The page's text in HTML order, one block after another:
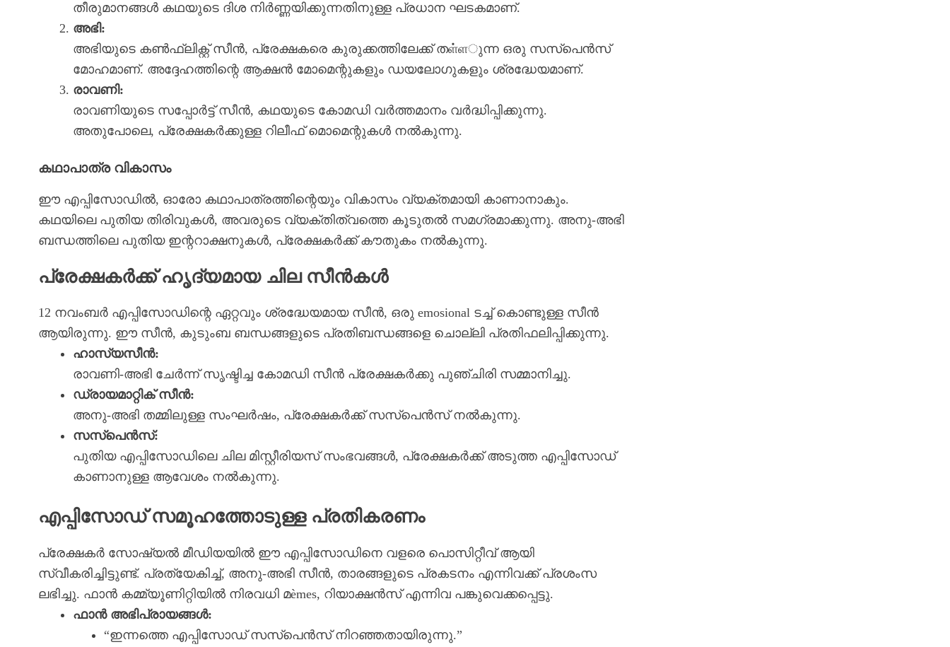
തീരുമാനങ്ങൾ കഥയുടെ ദിശ നിർണ്ണയിക്കുന്നതിനുള്ള പ്രധാന ഘടകമാണ്.
അഭി:
അഭിയുടെ കൺഫ്ലിക്റ്റ് സീൻ, പ്രേക്ഷകരെ കുരുക്കത്തിലേക്ക് തள்ளുന്ന ഒരു സസ്പെൻസ്
മോഹമാണ്. അദ്ദേഹത്തിന്റെ ആക്ഷൻ മോമെന്റുകളും ഡയലോഗുകളും ശ്രദ്ധേയമാണ്.
രാവണി:
രാവണിയുടെ സപ്പോർട്ട് സീൻ, കഥയുടെ കോമഡി വർത്തമാനം വർദ്ധിപ്പിക്കുന്നു.
അതുപോലെ, പ്രേക്ഷകർക്കുള്ള റിലീഫ് മൊമെന്റുകൾ നൽകുന്നു.
കഥാപാത്ര വികാസം
ഈ എപ്പിസോഡിൽ, ഓരോ കഥാപാത്രത്തിന്റെയും വികാസം വ്യക്തമായി കാണാനാകും.
കഥയിലെ പുതിയ തിരിവുകൾ, അവരുടെ വ്യക്തിത്വത്തെ കൂടുതൽ സമഗ്രമാക്കുന്നു. അനു-അഭി
ബന്ധത്തിലെ പുതിയ ഇന്ററാക്ഷനുകൾ, പ്രേക്ഷകർക്ക് കൗതുകം നൽകുന്നു.
പ്രേക്ഷകർക്ക് ഹൃദ്യമായ ചില സീൻകൾ
12 നവംബർ എപ്പിസോഡിന്റെ ഏറ്റവും ശ്രദ്ധേയമായ സീൻ, ഒരു emosional ടച്ച് കൊണ്ടുള്ള സീൻ
ആയിരുന്നു. ഈ സീൻ, കുടുംബ ബന്ധങ്ങളുടെ പ്രതിബന്ധങ്ങളെ ചൊല്ലി പ്രതിഫലിപ്പിക്കുന്നു.
ഹാസ്യസീൻ:
രാവണി-അഭി ചേർന്ന് സൃഷ്ടിച്ച കോമഡി സീൻ പ്രേക്ഷകർക്കു പുഞ്ചിരി സമ്മാനിച്ചു.
ഡ്രായമാറ്റിക് സീൻ:
അനു-അഭി തമ്മിലുള്ള സംഘർഷം, പ്രേക്ഷകർക്ക് സസ്പെൻസ് നൽകുന്നു.
സസ്പെൻസ്:
പുതിയ എപ്പിസോഡിലെ ചില മിസ്റ്റീരിയസ് സംഭവങ്ങൾ, പ്രേക്ഷകർക്ക് അടുത്ത എപ്പിസോഡ്
കാണാനുള്ള ആവേശം നൽകുന്നു.
എപ്പിസോഡ് സമൂഹത്തോടുള്ള പ്രതികരണം
പ്രേക്ഷകർ സോഷ്യൽ മീഡിയയിൽ ഈ എപ്പിസോഡിനെ വളരെ പൊസിറ്റീവ് ആയി
സ്വീകരിച്ചിട്ടുണ്ട്. പ്രത്യേകിച്ച്, അനു-അഭി സീൻ, താരങ്ങളുടെ പ്രകടനം എന്നിവക്ക് പ്രശംസ
ലഭിച്ചു. ഫാൻ കമ്മ്യൂണിറ്റിയിൽ നിരവധി മèmes, റിയാക്ഷൻസ് എന്നിവ പങ്കുവെക്കപ്പെട്ടു.
ഫാൻ അഭിപ്രായങ്ങൾ:
“ഇന്നത്തെ എപ്പിസോഡ് സസ്പെൻസ് നിറഞ്ഞതായിരുന്നു.”